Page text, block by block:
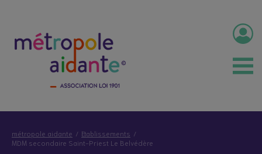
métropole aidante
Etablissements
MDM secondaire Saint-Priest Le Belvédère